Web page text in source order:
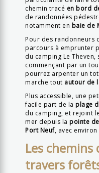
chemin tracé en bord
de randonnées
notamment en baie de
Pour des randonneurs
parcours à emprunter
du camping Le
commençant par un
pourrez arpenter un
marche tout autour de
Plus accessible, une
facile part de la plage
du camping, et rejoint
mer depuis la pointe
Port Neuf, avec
Les chemins
travers